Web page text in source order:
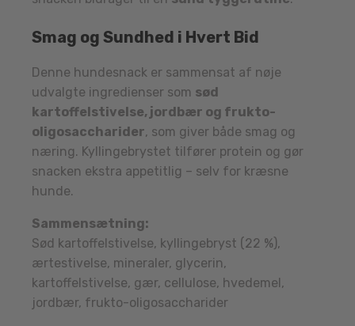
Smag og Sundhed i Hvert Bid
Denne hundesnack er sammensat af nøje
udvalgte ingredienser som sød
kartoffelstivelse, jordbær og frukto-
oligosaccharider, som giver både smag og
næring. Kyllingebrystet tilfører protein og gør
snacken ekstra appetitlig – selv for kræsne
hunde.
Sammensætning:
Sød kartoffelstivelse, kyllingebryst (22 %),
ærtestivelse, mineraler, glycerin,
kartoffelstivelse, gær, cellulose, hvedemel,
jordbær, frukto-oligosaccharider